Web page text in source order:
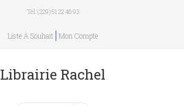
Tel: (229) 51 22 46 93
Liste À Souhait Mon Compte
Librairie Rachel